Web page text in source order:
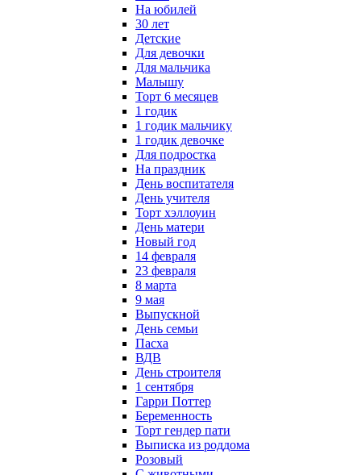
На юбилей
30 лет
Детские
Для девочки
Для мальчика
Малышу
Торт 6 месяцев
1 годик
1 годик мальчику
1 годик девочке
Для подростка
На праздник
День воспитателя
День учителя
Торт хэллоуин
День матери
Новый год
14 февраля
23 февраля
8 марта
9 мая
Выпускной
День семьи
Пасха
ВДВ
День строителя
1 сентября
Гарри Поттер
Беременность
Торт гендер пати
Выписка из роддома
Розовый